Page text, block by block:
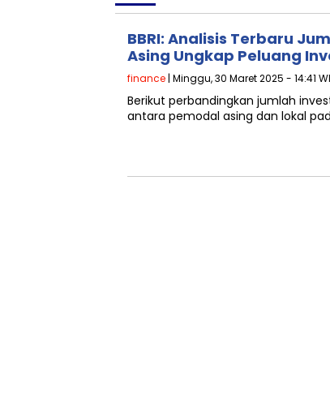
BBRI: Analisis Terbaru
Asing Ungkap Peluang
finance | Minggu, 30 Maret 2025 - 14:41
Berikut perbandingkan jumlah
antara pemodal asing dan lokal